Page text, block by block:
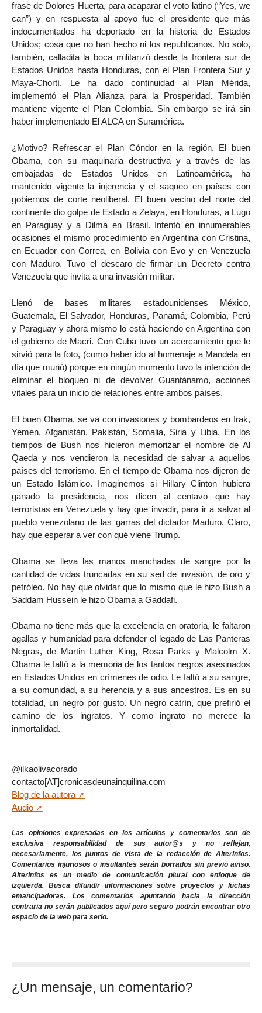
frase de Dolores Huerta, para acaparar el voto latino (“Yes, we
can”) y en respuesta al apoyo fue el presidente que más
indocumentados ha deportado en la historia de Estados
Unidos; cosa que no han hecho ni los republicanos. No solo,
también, calladita la boca militarizó desde la frontera sur de
Estados Unidos hasta Honduras, con el Plan Frontera Sur y
Maya-Chortí. Le ha dado continuidad al Plan Mérida,
implementó el Plan Alianza para la Prosperidad. También
mantiene vigente el Plan Colombia. Sin embargo se irá sin
haber implementado El ALCA en Suramérica.
¿Motivo? Refrescar el Plan Cóndor en la región. El buen
Obama, con su maquinaria destructiva y a través de las
embajadas de Estados Unidos en Latinoamérica, ha
mantenido vigente la injerencia y el saqueo en países con
gobiernos de corte neoliberal. El buen vecino del norte del
continente dio golpe de Estado a Zelaya, en Honduras, a Lugo
en Paraguay y a Dilma en Brasil. Intentó en innumerables
ocasiones el mismo procedimiento en Argentina con Cristina,
en Ecuador con Correa, en Bolivia con Evo y en Venezuela
con Maduro. Tuvo el descaro de firmar un Decreto contra
Venezuela que invita a una invasión militar.
Llenó de bases militares estadounidenses México,
Guatemala, El Salvador, Honduras, Panamá, Colombia, Perú
y Paraguay y ahora mismo lo está haciendo en Argentina con
el gobierno de Macri. Con Cuba tuvo un acercamiento que le
sirvió para la foto, (como haber ido al homenaje a Mandela en
día que murió) porque en ningún momento tuvo la intención de
eliminar el bloqueo ni de devolver Guantánamo, acciones
vitales para un inicio de relaciones entre ambos países.
El buen Obama, se va con invasiones y bombardeos en Irak,
Yemen, Afganistán, Pakistán, Somalia, Siria y Libia. En los
tiempos de Bush nos hicieron memorizar el nombre de Al
Qaeda y nos vendieron la necesidad de salvar a aquellos
países del terrorismo. En el tiempo de Obama nos dijeron de
un Estado Islámico. Imaginemos si Hillary Clinton hubiera
ganado la presidencia, nos dicen al centavo que hay
terroristas en Venezuela y hay que invadir, para ir a salvar al
pueblo venezolano de las garras del dictador Maduro. Claro,
hay que esperar a ver con qué viene Trump.
Obama se lleva las manos manchadas de sangre por la
cantidad de vidas truncadas en su sed de invasión, de oro y
petróleo. No hay que olvidar que lo mismo que le hizo Bush a
Saddam Hussein le hizo Obama a Gaddafi.
Obama no tiene más que la excelencia en oratoria, le faltaron
agallas y humanidad para defender el legado de Las Panteras
Negras, de Martin Luther King, Rosa Parks y Malcolm X.
Obama le faltó a la memoria de los tantos negros asesinados
en Estados Unidos en crímenes de odio. Le faltó a su sangre,
a su comunidad, a su herencia y a sus ancestros. Es en su
totalidad, un negro por gusto. Un negro catrín, que prefirió el
camino de los ingratos. Y como ingrato no merece la
inmortalidad.
@ilkaolivacorado
contacto[AT]cronicasdeunainquilina.com
Blog de la autora
Audio
Las opiniones expresadas en los artículos y comentarios son de
exclusiva responsabilidad de sus autor@s y no reflejan,
necesariamente, los puntos de vista de la redacción de AlterInfos.
Comentarios injuriosos o insultantes serán borrados sin previo aviso.
AlterInfos es un medio de comunicación plural con enfoque de
izquierda. Busca difundir informaciones sobre proyectos y luchas
emancipadoras. Los comentarios apuntando hacia la dirección
contraria no serán publicados aquí pero seguro podrán encontrar otro
espacio de la web para serlo.
¿Un mensaje, un comentario?